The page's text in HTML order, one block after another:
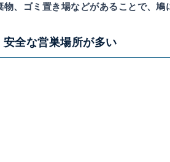
物、ゴミ置き場などがあることで、
全な営巣場所が多い